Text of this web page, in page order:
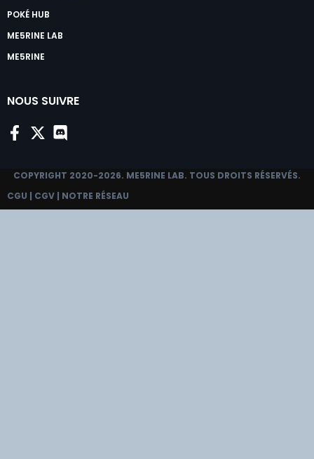
POKÉ HUB
ME5RINE LAB
ME5RINE
NOUS SUIVRE
COPYRIGHT 2020-2026. ME5RINE LAB. TOUS DROITS RÉSERVÉS.
CGU | CGV | NOTRE RÉSEAU